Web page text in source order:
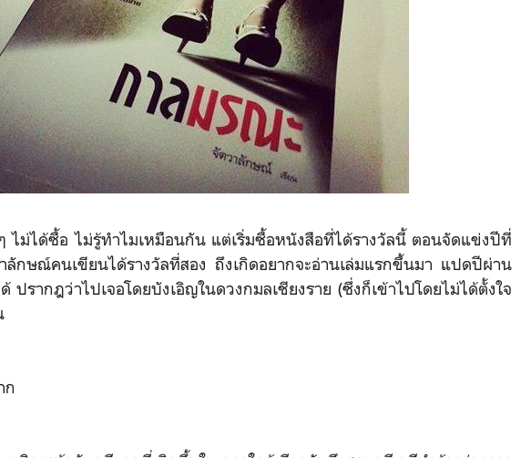
ไม่ได้ซื้อ ไม่รู้ทำไมเหมือนกัน แต่เริ่มซื้อหนังสือที่ได้รางวัลนี้ ตอนจัดแข่งปีที่
ลักษณ์คนเขียนได้รางวัลที่สอง ถึงเกิดอยากจะอ่านเล่มแรกขึ้นมา แปดปีผ่าน
ปรากฎว่าไปเจอโดยบังเอิญในดวงกมลเชียงราย (ซึ่งก็เข้าไปโดยไม่ได้ตั้งใจ
ก